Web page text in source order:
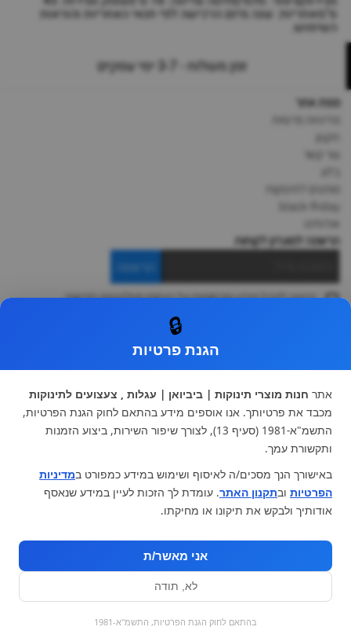
ס"מאחריות: שנה מיום הרכישה לפי תנאי האחריות והוראות
השימוש.
זמן משלוח - 3-7 ימי עסקים
מפת אתר
צור קשר
מותגים לתינוקות
black-friday
אודותינו
הרשמה למועדון לקוחות
הרשמה
ברצוני לקבל מידע ופרסומות על הנחות וקולקציות חדשות
עגלות וטיולונים
כיסא בטיחות ואביזרים
ריהוט לתינוקות
מצעים למיטת תינוק וטקסטיל
צעצועי ילדים
על גלגלים
הנקה והאכלה
מוצרי אמבטיה
מוזמנים לבקר אותנו:
🔒
הגנת פרטיות
אתר חנות מוצרי תינוקות | ביביואן | עגלות , צעצועים לתינוקות
מכבד את פרטיותך. אנו אוספים מידע בהתאם לחוק הגנת הפרטיות,
התשמ"א-1981 (סעיף 13), לצורך שיפור השירות, ביצוע הזמנות
ותקשורת עמך.
באישורך הנך מסכים/ה לאיסוף ושימוש במידע כמפורט במדיניות
הפרטיות ובתקנון האתר. עומדת לך הזכות לעיין במידע שנאסף
אודותיך ולבקש את תיקונו או מחיקתו.
אני מאשר/ת
לא, תודה
בהתאם לחוק הגנת הפרטיות, התשמ"א-1981